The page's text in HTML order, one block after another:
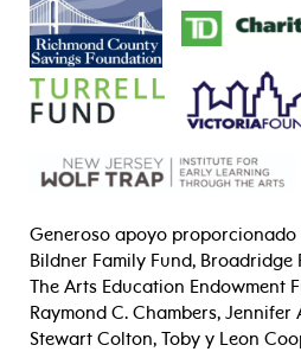
Generoso apoyo proporcionado
Bildner Family Fund, Broadridge
The Arts Education Endowment
Raymond C. Chambers, Jennifer
Stewart Colton, Toby y Leon